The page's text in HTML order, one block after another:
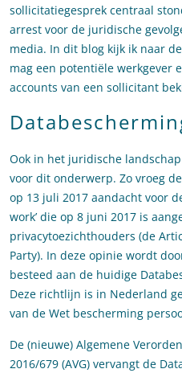
sollicitatiegesprek centraal
arrest voor de juridische
media. In dit blog kijk ik naar
mag een potentiële werkgever
accounts van een sollicitant
Ook in het juridische
voor dit onderwerp. Zo vroeg
op 13 juli 2017 aandacht voor
work’ die op 8 juni 2017 is
privacytoezichthouders (de
Party). In deze opinie wordt
besteed aan de huidige
Deze richtlijn is in Nederland
van de Wet bescherming
De (nieuwe) Algemene
2016/679 (AVG) vervangt de